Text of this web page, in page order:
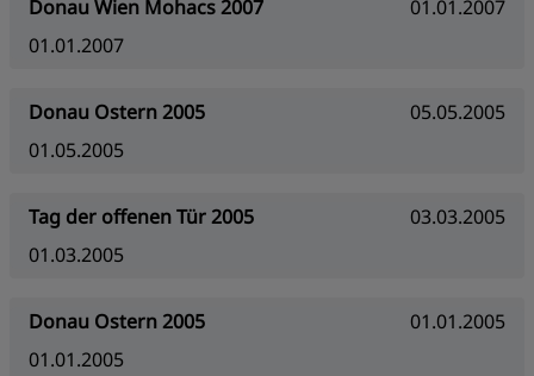
Donau Wien Mohacs 2007
01.01.2007
01.01.2007
Donau Ostern 2005
05.05.2005
01.05.2005
Tag der offenen Tür 2005
03.03.2005
01.03.2005
Donau Ostern 2005
01.01.2005
01.01.2005